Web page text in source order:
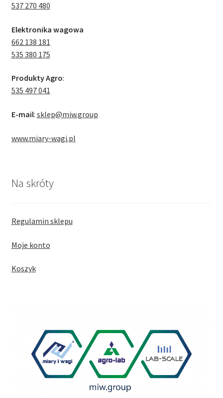
537 270 480
Elektronika wagowa
662 138 181
535 380 175
Produkty Agro:
535 497 041
E-mail: sklep@miw.group
www.miary-wagi.pl
Na skróty
Regulamin sklepu
Moje konto
Koszyk